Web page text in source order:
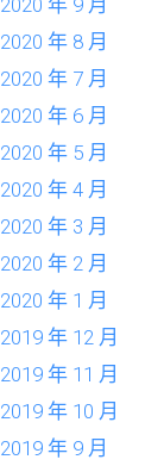
2020 年 9 月
2020 年 8 月
2020 年 7 月
2020 年 6 月
2020 年 5 月
2020 年 4 月
2020 年 3 月
2020 年 2 月
2020 年 1 月
2019 年 12 月
2019 年 11 月
2019 年 10 月
2019 年 9 月